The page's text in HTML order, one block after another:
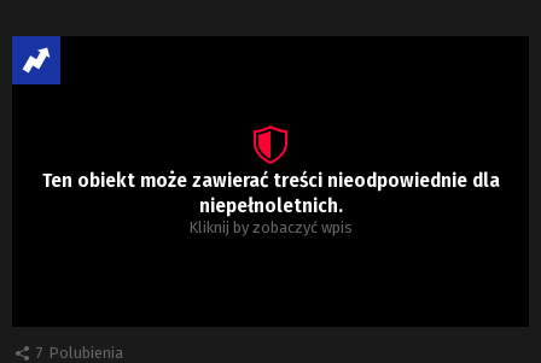
Ten obiekt może zawierać treści nieodpowiednie dla
niepełnoletnich.
Kliknij by zobaczyć wpis
7 Polubienia